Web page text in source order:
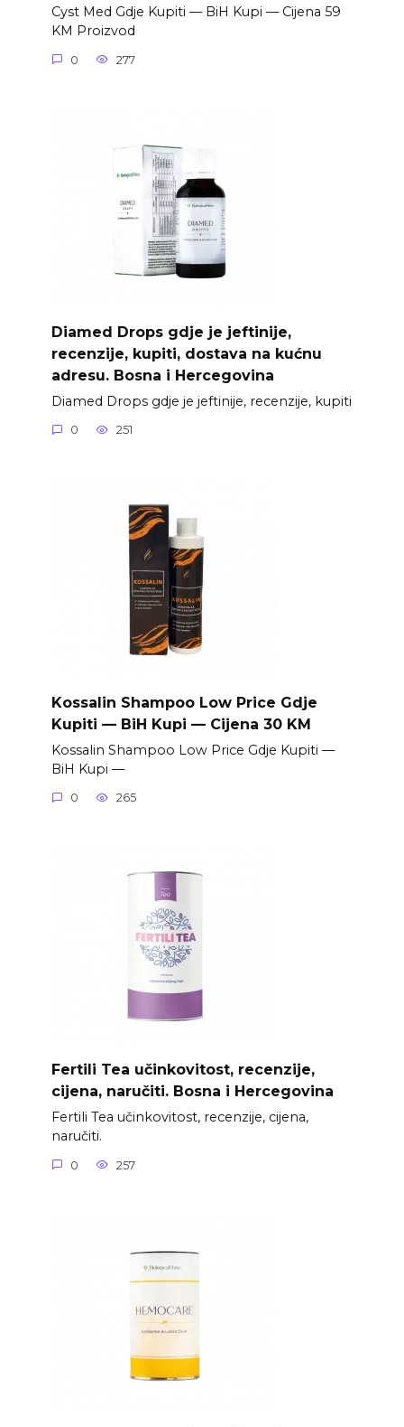
Cyst Med Gdje Kupiti — BiH Kupi — Cijena 59
KM Proizvod
0 277
Diamed Drops gdje je jeftinije,
recenzije, kupiti, dostava na kućnu
adresu. Bosna i Hercegovina
Diamed Drops gdje je jeftinije, recenzije, kupiti
0 251
Kossalin Shampoo Low Price Gdje
Kupiti — BiH Kupi — Cijena 30 KM
Kossalin Shampoo Low Price Gdje Kupiti —
BiH Kupi —
0 265
Fertili Tea učinkovitost, recenzije,
cijena, naručiti. Bosna i Hercegovina
Fertili Tea učinkovitost, recenzije, cijena,
naručiti.
0 257